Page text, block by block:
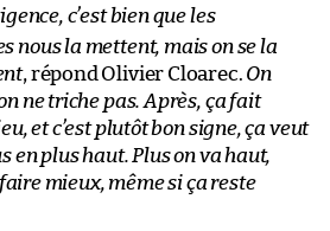
c’est bien que les
nous la mettent, mais on se la
, répond Olivier Cloarec. On
ne triche pas. Après, ça fait
et c’est plutôt bon signe, ça veut
en plus haut. Plus on va haut,
mieux, même si ça reste